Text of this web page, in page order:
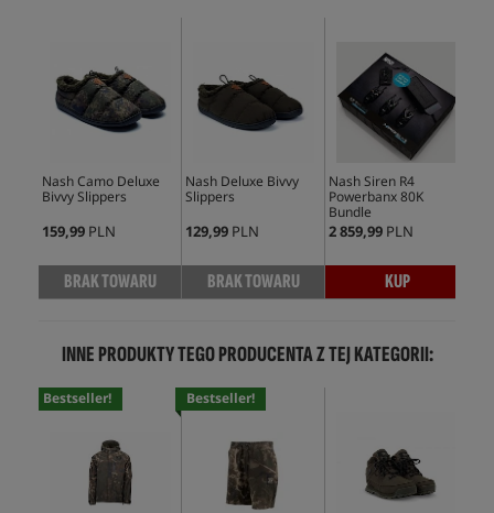
Nash Camo Deluxe
Bivvy Slippers
159,99 PLN
BRAK TOWARU
Nash Deluxe Bivvy
Slippers
129,99 PLN
BRAK TOWARU
Nash Siren R4
Powerbanx 80K
Bundle
2 859,99 PLN
KUP
INNE PRODUKTY TEGO PRODUCENTA Z TEJ KATEGORII:
Bestseller! Bestseller!